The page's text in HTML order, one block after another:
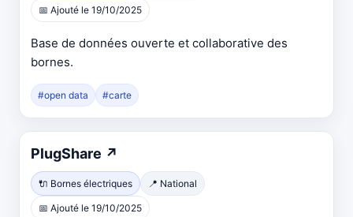
📅 Ajouté le 19/10/2025
Base de données ouverte et collaborative des
bornes.
#open data #carte
PlugShare ↗
🔌 Bornes électriques 📍 National
📅 Ajouté le 19/10/2025